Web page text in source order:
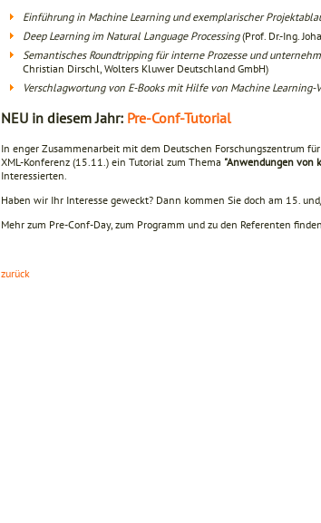
Einführung in Machine Learning und exemplarischer
Deep Learning im Natural Language Processing(Prof. Dr.-Ing.
Semantisches Roundtripping für interne Prozesse und
Christian Dirschl, Wolters Kluwer Deutschland GmbH)
Verschlagwortung von E-Books mit Hilfe von Machine Learning-
NEU in diesem Jahr: Pre-Conf-Tutorial
In enger Zusammenarbeit mit dem Deutschen Forschungszentrum
XML-Konferenz (15.11.) ein Tutorial zum Thema "Anwendungen von
Interessierten.
Haben wir Ihr Interesse geweckt? Dann kommen Sie doch am 15.
Mehr zum Pre-Conf-Day, zum Programm und zu den Referenten
zurück